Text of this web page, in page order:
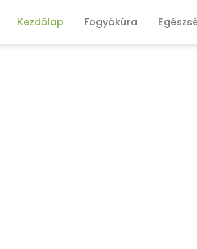
Kezdőlap Fogyókúra